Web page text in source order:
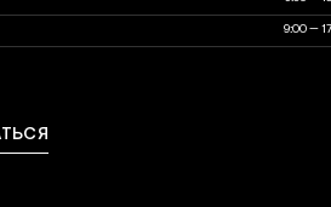
9:00 —
с нами